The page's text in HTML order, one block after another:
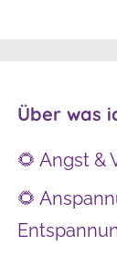
Über was
🌻 Angst &
🌻